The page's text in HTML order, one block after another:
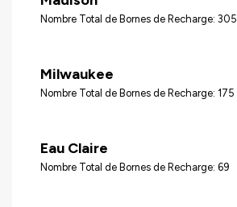
Nombre Total de Bornes de Recharge: 305
Milwaukee
Nombre Total de Bornes de Recharge: 175
Eau Claire
Nombre Total de Bornes de Recharge: 69